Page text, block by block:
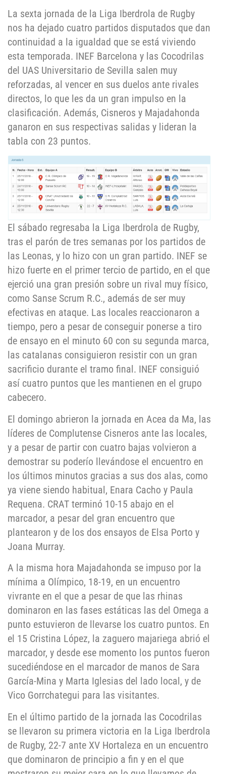
La sexta jornada de la Liga Iberdrola de Rugby
nos ha dejado cuatro partidos disputados que dan
continuidad a la igualdad que se está viviendo
esta temporada. INEF Barcelona y las Cocodrilas
del UAS Universitario de Sevilla salen muy
reforzadas, al vencer en sus duelos ante rivales
directos, lo que les da un gran impulso en la
clasificación. Además, Cisneros y Majadahonda
ganaron en sus respectivas salidas y lideran la
tabla con 23 puntos.
El sábado regresaba la Liga Iberdrola de Rugby,
tras el parón de tres semanas por los partidos de
las Leonas, y lo hizo con un gran partido. INEF se
hizo fuerte en el primer tercio de partido, en el que
ejerció una gran presión sobre un rival muy físico,
como Sanse Scrum R.C., además de ser muy
efectivas en ataque. Las locales reaccionaron a
tiempo, pero a pesar de conseguir ponerse a tiro
de ensayo en el minuto 60 con su segunda marca,
las catalanas consiguieron resistir con un gran
sacrificio durante el tramo final. INEF consiguió
así cuatro puntos que les mantienen en el grupo
cabecero.
El domingo abrieron la jornada en Acea da Ma, las
líderes de Complutense Cisneros ante las locales,
y a pesar de partir con cuatro bajas volvieron a
demostrar su poderío llevándose el encuentro en
los últimos minutos gracias a sus dos alas, como
ya viene siendo habitual, Enara Cacho y Paula
Requena. CRAT terminó 10-15 abajo en el
marcador, a pesar del gran encuentro que
plantearon y de los dos ensayos de Elsa Porto y
Joana Murray.
A la misma hora Majadahonda se impuso por la
mínima a Olímpico, 18-19, en un encuentro
vivrante en el que a pesar de que las rhinas
dominaron en las fases estáticas las del Omega a
punto estuvieron de llevarse los cuatro puntos. En
el 15 Cristina López, la zaguero majariega abrió el
marcador, y desde ese momento los puntos fueron
sucediéndose en el marcador de manos de Sara
García-Mina y Marta Iglesias del lado local, y de
Vico Gorrchategui para las visitantes.
En el último partido de la jornada las Cocodrilas
se llevaron su primera victoria en la Liga Iberdrola
de Rugby, 22-7 ante XV Hortaleza en un encuentro
que dominaron de principio a fin y en el que